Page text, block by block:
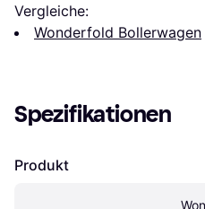
Vergleiche:
Wonderfold Bollerwagen
Spezifikationen
Produkt